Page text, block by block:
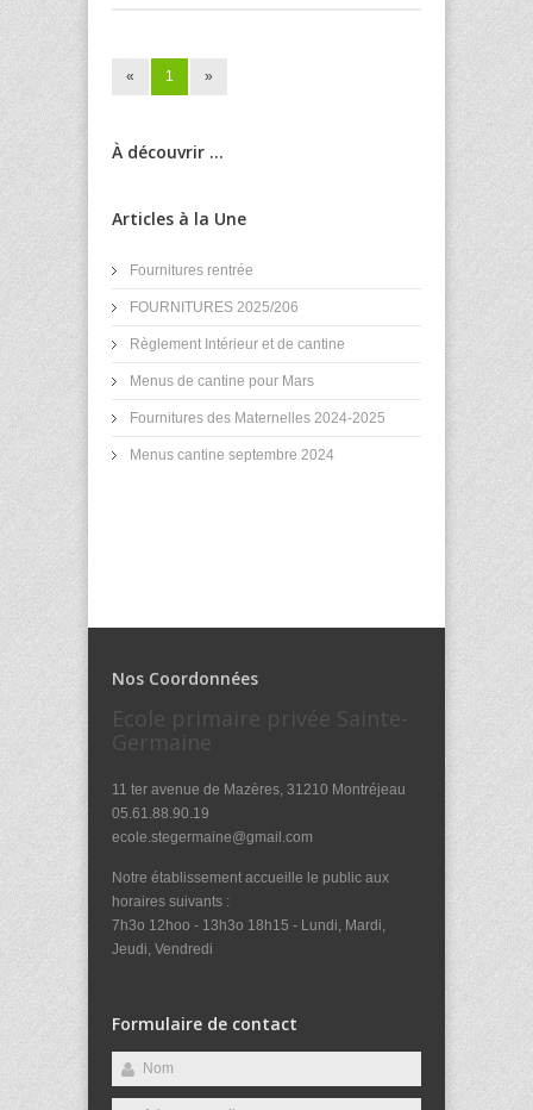
« 1 »
À découvrir ...
Articles à la Une
Fournitures rentrée
FOURNITURES 2025/206
Règlement Intérieur et de cantine
Menus de cantine pour Mars
Fournitures des Maternelles 2024-2025
Menus cantine septembre 2024
Nos Coordonnées
Ecole primaire privée Sainte-
Germaine
11 ter avenue de Mazères, 31210 Montréjeau
05.61.88.90.19
ecole.stegermaine@gmail.com
Notre établissement accueille le public aux
horaires suivants :
7h3o 12hoo - 13h3o 18h15 - Lundi, Mardi,
Jeudi, Vendredi
Formulaire de contact